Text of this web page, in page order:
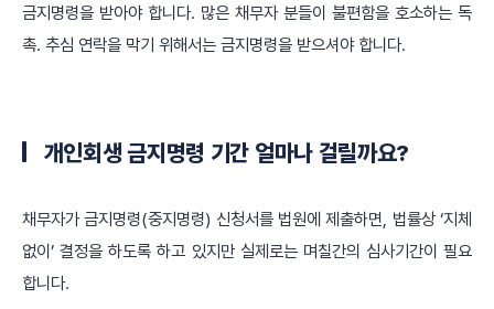
금지명령을 받아야 합니다. 많은 채무자 분들이 불편함을 호소하는 독
촉. 추심 연락을 막기 위해서는 금지명령을 받으셔야 합니다.
개인회생 금지명령 기간 얼마나 걸릴까요?
채무자가 금지명령(중지명령) 신청서를 법원에 제출하면, 법률상 ‘지체
없이’ 결정을 하도록 하고 있지만 실제로는 며칠간의 심사기간이 필요
합니다.